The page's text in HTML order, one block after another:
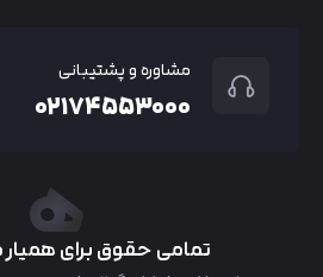
مشاوره و پشتیبانی
۰۲۱۷۴۵۵۳۰۰۰
تمامی حقوق برای